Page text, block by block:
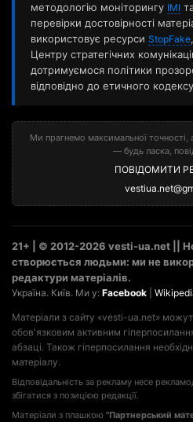
методологію моніторингу ІМІ
перевірки достовірності
використовує ресурси StopFake,
Центру стратегічних
дотримуємося політики
відповідно до етичного
Ми прагнемо максимальної
— будь ласка,
ПОВІДОМИТИ
21+ | © 2012-2026 vesti-ua.net ||
створюється людьми: ми не
редактури матеріалів.
Україна. Київ. Ми у: Facebook
Матеріали з сайту «vesti-ua.net»
обов'язковим активним
абзаці. Також гіперпосилання
матеріалу.
Відповідальність за рекламу несе
збігатися з позицією редакції.
Матеріали з плашкою "Партнерський